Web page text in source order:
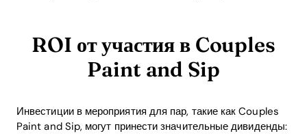
ROI от участия в Couples
Paint and Sip
Инвестиции в мероприятия для пар, такие как Couples
Paint and Sip, могут принести значительные дивиденды: